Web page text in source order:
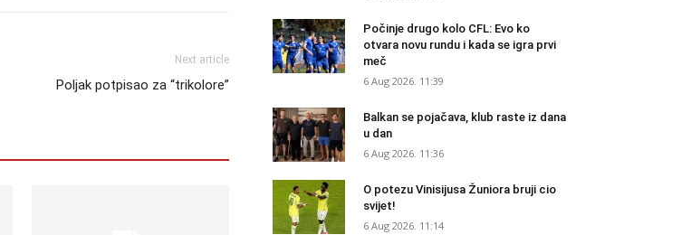
Next article
Poljak potpisao za “trikolore”
Počinje drugo kolo CFL: Evo ko
otvara novu rundu i kada se igra prvi
meč
6 Aug 2026. 11:39
Balkan se pojačava, klub raste iz dana
u dan
6 Aug 2026. 11:36
O potezu Vinisijusa Žuniora bruji cio
svijet!
6 Aug 2026. 11:14